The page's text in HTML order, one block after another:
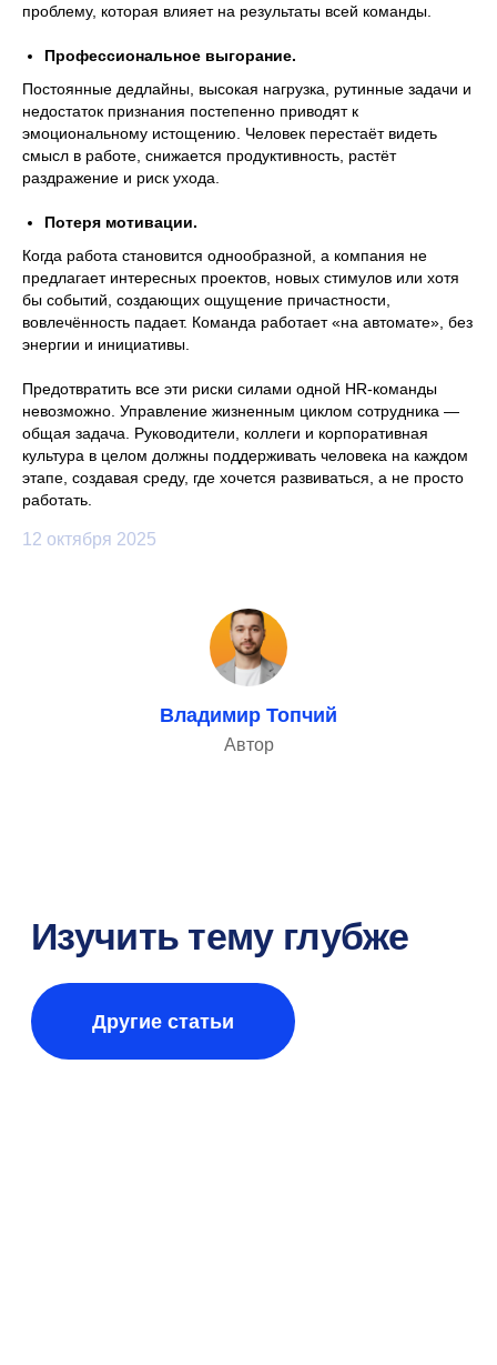
проблему, которая влияет на результаты всей команды.
Профессиональное выгорание.
Постоянные дедлайны, высокая нагрузка, рутинные задачи и
недостаток признания постепенно приводят к
эмоциональному истощению. Человек перестаёт видеть
смысл в работе, снижается продуктивность, растёт
раздражение и риск ухода.
Потеря мотивации.
Когда работа становится однообразной, а компания не
предлагает интересных проектов, новых стимулов или хотя
бы событий, создающих ощущение причастности,
вовлечённость падает. Команда работает «на автомате», без
энергии и инициативы.
Предотвратить все эти риски силами одной HR-команды
невозможно. Управление жизненным циклом сотрудника —
общая задача. Руководители, коллеги и корпоративная
культура в целом должны поддерживать человека на каждом
этапе, создавая среду, где хочется развиваться, а не просто
работать.
12 октября 2025
Владимир Топчий
Автор
Больше кейсов
результаты клиентов